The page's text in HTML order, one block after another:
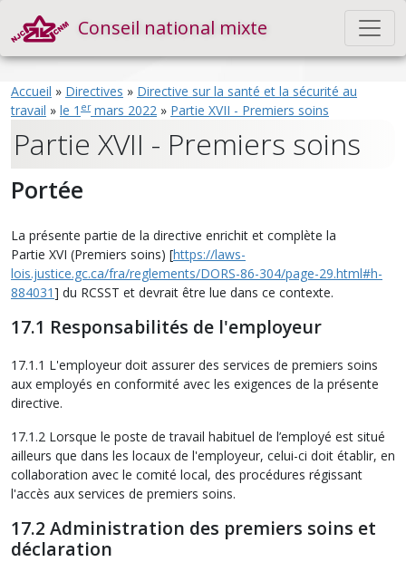
Conseil national mixte
Accueil » Directives » Directive sur la santé et la sécurité au
travail » le 1 ermars 2022 » Partie XVII - Premiers soins
Partie XVII - Premiers soins
Portée
La présente partie de la directive enrichit et complète la
Partie XVI (Premiers soins) [https://laws-
lois.justice.gc.ca/fra/reglements/DORS-86-304/page-29.html#h-
884031] du RCSST et devrait être lue dans ce contexte.
17.1 Responsabilités de l'employeur
17.1.1 L'employeur doit assurer des services de premiers soins
aux employés en conformité avec les exigences de la présente
directive.
17.1.2 Lorsque le poste de travail habituel de l’employé est situé
ailleurs que dans les locaux de l'employeur, celui-ci doit établir, en
collaboration avec le comité local, des procédures régissant
l'accès aux services de premiers soins.
17.2 Administration des premiers soins et
déclaration